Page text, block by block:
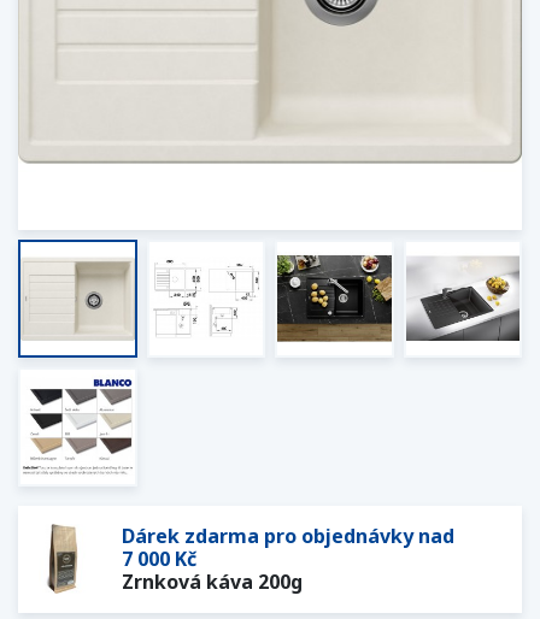
Dárek zdarma pro objednávky nad
7 000 Kč
Zrnková káva 200g